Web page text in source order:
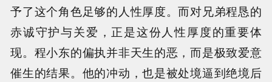
予了这个角色足够的人性厚度。而对兄弟程恳的
赤诚守护与关爱，正是这份人性厚度的重要体
现。程小东的偏执并非天生的恶，而是极致爱意
催生的结果。他的冲动，也是被处境逼到绝境后